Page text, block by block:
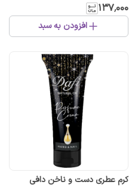
۱۳۷٬۰۰۰
افزودن به سبد
کرم عطری دست و ناخن دافی